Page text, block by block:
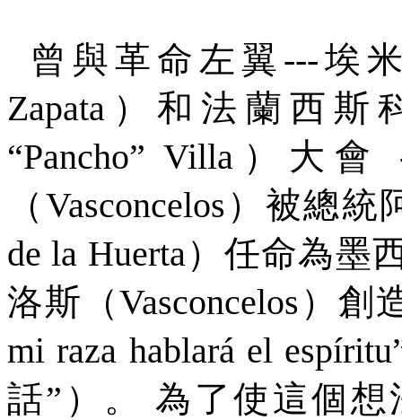
曾與革命左翼 ---埃
Zapata ）和法蘭西斯
“Pancho” Villa）大會
（ Vasconcelos ）被總統
de la Huerta）任命為墨
洛斯（Vasconcelos ）創
mi raza hablaráel espíritu
話” ）。
為了使這個想